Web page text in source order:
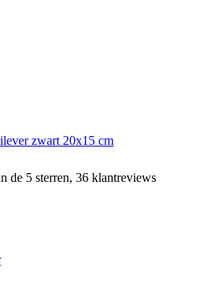
zwart 20x15 cm
de 5 sterren, 36 klantreviews